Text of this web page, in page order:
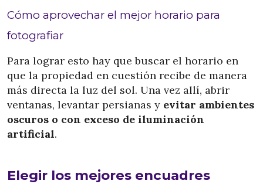
Cómo aprovechar el mejor horario para
fotografiar
Para lograr esto hay que buscar el horario en
que la propiedad en cuestión recibe de manera
más directa la luz del sol. Una vez allí, abrir
ventanas, levantar persianas y evitar ambientes
oscuros o con exceso de iluminación
artificial.
Elegir los mejores encuadres